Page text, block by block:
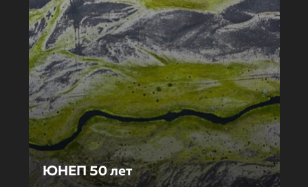
ЮНЕП 50 лет